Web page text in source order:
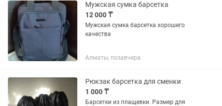
Мужская сумка барсетка
12 000 ₸
Мужская сумка барсетка хорошего
качества
Алматы, позавчера
Рюкзак барсетка для сменки
1 000 ₸
Барсетки из плащевки. Размер для